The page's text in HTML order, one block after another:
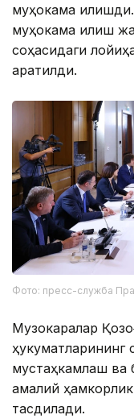
муҳокама
муҳокама қилиш
соҳасидаги
қаратилди.
Фото: пресс-служба
Музокаралар
ҳукуматларининг
мустаҳкамлаш ва
амалий
тасдиқлади.